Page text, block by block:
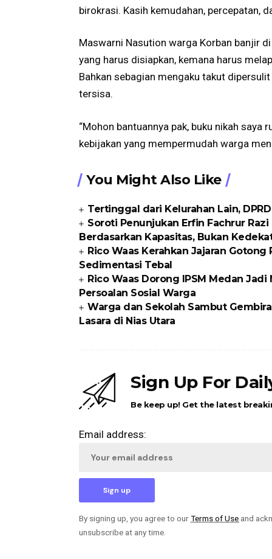
birokrasi. Kasih kemudahan, percepatan,
Maswarni Nasution warga Korban banjir
yang harus disiapkan, kemana harus
Bahkan sebagian mengaku takut
tersisa.
“Mohon bantuannya pak, buku nikah
kebijakan yang mempermudah warga
You Might Also Like
Tertinggal dari Kelurahan Lain,
Soroti Penunjukan Erfin Fachrur
Berdasarkan Kapasitas, Bukan
Rico Waas Kerahkan Jajaran
Sedimentasi Tebal
Rico Waas Dorong IPSM Medan
Persoalan Sosial Warga
Warga dan Sekolah Sambut
Lasara di Nias Utara
Sign Up For
Be keep up! Get the latest
Email address:
By signing up, you agree to ourTerms of Use and
unsubscribe at any time.